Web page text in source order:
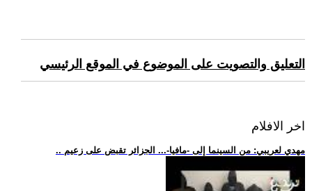
التعليق والتصويت على الموضوع في الموقع الرئيسي
اخر الافلام
.. مهدي لعريبي: من السينما إلى -مافيا-... الجزائر تقبض على زعيم